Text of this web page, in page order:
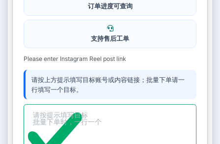
订单进度可查询
支持售后工单
Please enter Instagram Reel post link
请按上方提示填写目标账号或内容链接；批量下单请一
行填写一个目标。